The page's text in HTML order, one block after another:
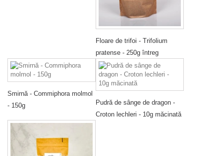
Floare de trifoi - Trifolium
pratense - 250g întreg
Smirnă - Commiphora molmol
- 150g
Pudră de sânge de dragon -
Croton lechleri - 10g măcinată